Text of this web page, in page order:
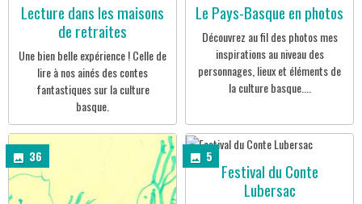
Lecture dans les maisons
de retraites
Une bien belle expérience ! Celle de
lire à nos ainés des contes
fantastiques sur la culture
basque.
Le Pays-Basque en photos
Découvrez au fil des photos mes
inspirations au niveau des
personnages, lieux et éléments de
la culture basque....
36 5
Festival du Conte
Lubersac